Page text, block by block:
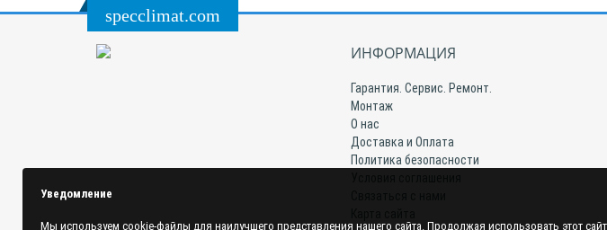
specclimat.com
ИНФОРМАЦИЯ
Гарантия. Сервис. Ремонт.
Монтаж
О нас
Доставка и Оплата
Политика безопасности
Уведомление
Мы используем cookie-файлы для наилучшего представления нашего сайта. Продолжая использовать этот